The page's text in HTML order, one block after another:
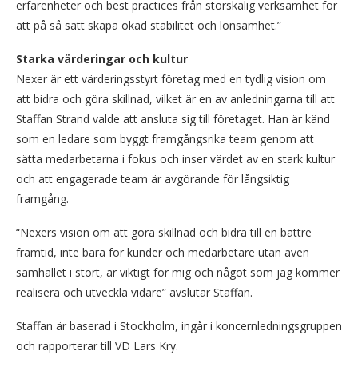
erfarenheter och best practices från storskalig verksamhet för
att på så sätt skapa ökad stabilitet och lönsamhet.”
Starka värderingar och kultur
Nexer är ett värderingsstyrt företag med en tydlig vision om
att bidra och göra skillnad, vilket är en av anledningarna till att
Staffan Strand valde att ansluta sig till företaget. Han är känd
som en ledare som byggt framgångsrika team genom att
sätta medarbetarna i fokus och inser värdet av en stark kultur
och att engagerade team är avgörande för långsiktig
framgång.
“Nexers vision om att göra skillnad och bidra till en bättre
framtid, inte bara för kunder och medarbetare utan även
samhället i stort, är viktigt för mig och något som jag kommer
realisera och utveckla vidare” avslutar Staffan.
Staffan är baserad i Stockholm, ingår i koncernledningsgruppen
och rapporterar till VD Lars Kry.